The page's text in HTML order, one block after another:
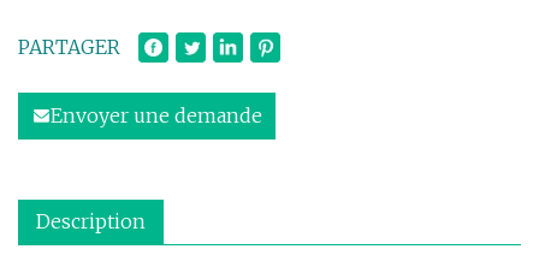
PARTAGER
Envoyer une demande
Description